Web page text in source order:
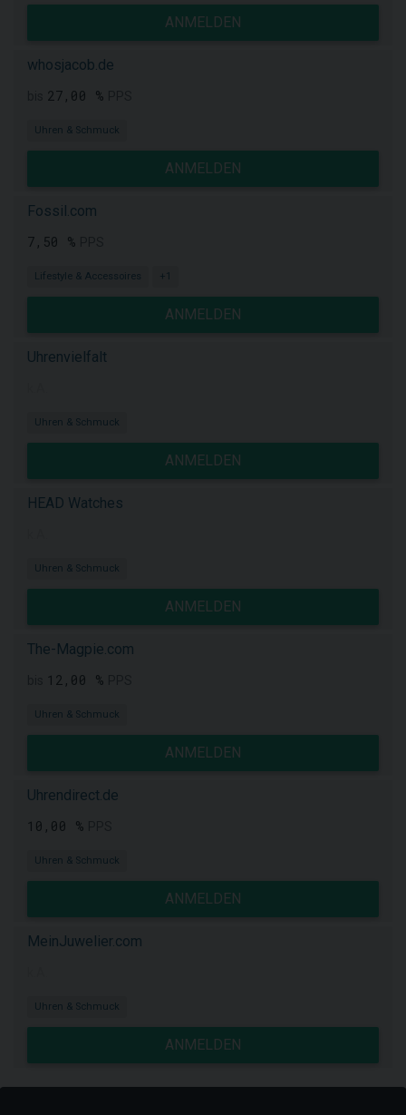
ANMELDEN
whosjacob.de
27,00 %
Uhren & Schmuck
ANMELDEN
Fossil.com
7,50 %
Lifestyle & Accessoires +1
ANMELDEN
Uhrenvielfalt
Uhren & Schmuck
ANMELDEN
HEAD Watches
Uhren & Schmuck
ANMELDEN
The-Magpie.com
12,00 %
Uhren & Schmuck
ANMELDEN
Uhrendirect.de
10,00 %
Uhren & Schmuck
ANMELDEN
MeinJuwelier.com
Uhren & Schmuck
ANMELDEN